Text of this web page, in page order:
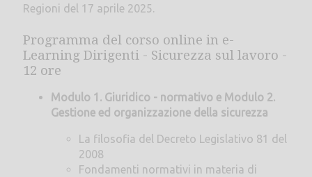
Regioni del 17 aprile 2025.
Programma del corso online in e-
Learning Dirigenti - Sicurezza sul lavoro -
12 ore
Modulo 1. Giuridico - normativo e Modulo 2.
Gestione ed organizzazione della sicurezza
La filosofia del Decreto Legislativo 81 del
2008
Fondamenti normativi in materia di